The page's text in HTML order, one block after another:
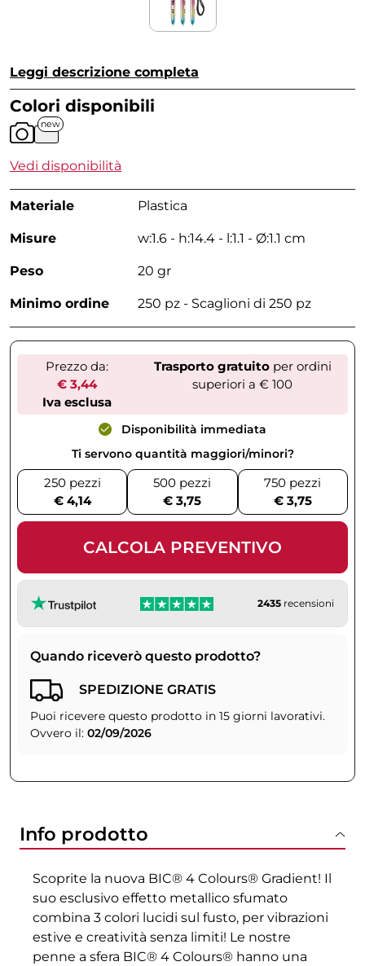
Leggi descrizione completa
Colori disponibili
new
Vedi disponibilità
Materiale Plastica
Misure w:1.6 - h:14.4 - l:1.1 - Ø:1.1 cm
Peso 20 gr
Minimo ordine 250 pz - Scaglioni di 250 pz
Prezzo da:
€ 3,44
Iva esclusa
Trasporto gratuitoper ordini
superiori a € 100
Disponibilità immediata
Ti servono quantità maggiori/minori?
250 pezzi
€ 4,14
500 pezzi
€ 3,75
750 pezzi
€ 3,75
CALCOLA PREVENTIVO
2435 recensioni
Quando riceverò questo prodotto?
SPEDIZIONE GRATIS
Puoi ricevere questo prodotto in 15 giorni lavorativi.
Ovvero il: 02/09/2026
Info prodotto
Scoprite la nuova BIC® 4 Colours® Gradient! Il
suo esclusivo effetto metallico sfumato
combina 3 colori lucidi sul fusto, per vibrazioni
estive e creatività senza limiti! Le nostre
penne a sfera BIC® 4 Colours® hanno una